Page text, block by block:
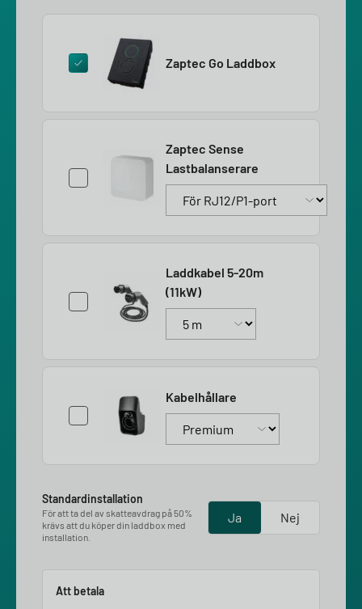
Zaptec Go Laddbox
Zaptec Sense
Lastbalanserare
Laddkabel 5-20m
(11kW)
Kabelhållare
Standardinstallation
För att ta del av skatteavdrag på 50%
krävs att du köper din laddbox med
installation.
Ja Nej
Att betala